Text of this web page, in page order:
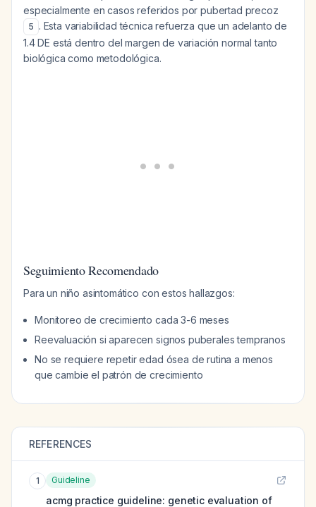
especialmente en casos referidos por pubertad precoz
5 . Esta variabilidad técnica refuerza que un adelanto de
1.4 DE está dentro del margen de variación normal tanto
biológica como metodológica.
Seguimiento Recomendado
Para un niño asintomático con estos hallazgos:
Monitoreo de crecimiento cada 3-6 meses
Reevaluación si aparecen signos puberales tempranos
No se requiere repetir edad ósea de rutina a menos
que cambie el patrón de crecimiento
REFERENCES
1 Guideline
acmg practice guideline: genetic evaluation of